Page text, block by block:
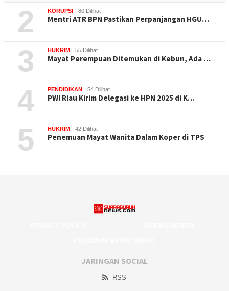
2 KORUPSI 80 Dilihat
Mentri ATR BPN Pastikan Perpanjangan HGU…
3 HUKRIM 55 Dilihat
Mayat Perempuan Ditemukan di Kebun, Ada …
4 PENDIDIKAN 54 Dilihat
PWI Riau Kirim Delegasi ke HPN 2025 di K…
5 HUKRIM 42 Dilihat
Penemuan Mayat Wanita Dalam Koper di TPS
JARINGAN SOCIAL
RSS